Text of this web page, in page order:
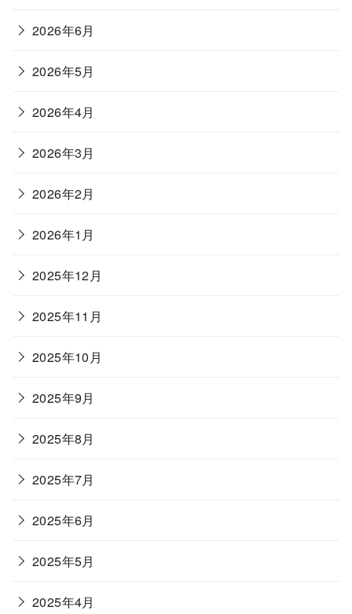
2026年6月
2026年5月
2026年4月
2026年3月
2026年2月
2026年1月
2025年12月
2025年11月
2025年10月
2025年9月
2025年8月
2025年7月
2025年6月
2025年5月
2025年4月